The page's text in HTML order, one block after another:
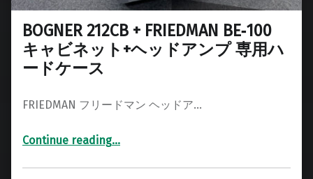
BOGNER 212CB + FRIEDMAN BE‑100
キャビネット+ヘッドアンプ 専用ハ
ードケース
FRIEDMAN フリードマン ヘッドア…
Continue reading
“BOGNER 212CB + FRIEDMAN BE‑100 キャビネット+ヘッドアンプ 専用ハードケース”
…